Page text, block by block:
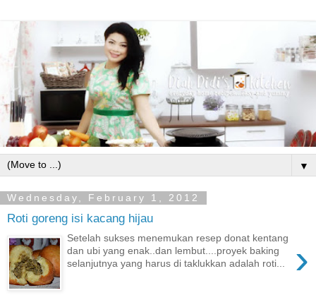
▼
Wednesday, February 1, 2012
Roti goreng isi kacang hijau
›
Setelah sukses menemukan resep donat kentang
dan ubi yang enak..dan lembut....proyek baking
selanjutnya yang harus di taklukkan adalah roti...